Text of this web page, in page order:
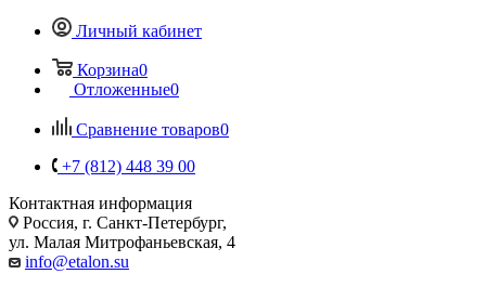
Личный кабинет
Корзина0
Отложенные0
Сравнение товаров0
+7 (812) 448 39 00
Контактная информация
Россия, г. Санкт-Петербург,
ул. Малая Митрофаньевская, 4
info@etalon.su